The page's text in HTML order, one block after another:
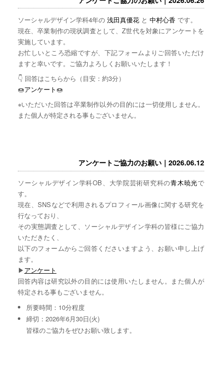
ソーシャルデザイン学科4年の 浅田真優花と 中村心香 です。
現在、卒業制作の現状調査として、Z世代を対象にアンケートを
実施しています。
お忙しいところ恐縮ですが、下記フォームよりご回答いただけ
ますと幸いです。ご協力よろしくお願いいたします！
👇 回答はこちらから（目安：約3分）
🍩アンケート🍩
※いただいた回答は卒業制作以外の目的には一切使用しません。
また個人が特定される事もございません。
アンケートご協力のお願い｜2026.06.12
ソーシャルデザイン学科OB、大学院芸術研究科の青木暁光で
す。
現在、SNSなどで利用されるプロフィール画像に関する研究を
行なっており、
その実態調査として、ソーシャルデザイン学科の皆様にご協力
いただきたく、
以下のフォームからご回答くださいますよう、お願い申し上げ
ます。
▶︎アンケート
回答内容は研究以外の目的には使用いたしません。また個人が
特定される事もございません。
所要時間：10分程度
締切：2026年6月30日(火)
皆様のご協力をぜひお願い致します。